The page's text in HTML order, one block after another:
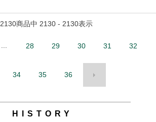
2130商品中 2130 - 2130表示
28 29 30 31 32
34 35 36
HISTORY